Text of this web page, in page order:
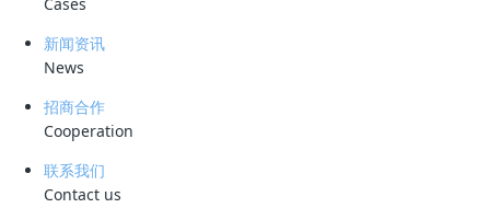
新闻资讯
News
招商合作
Cooperation
联系我们
Contact us
2026-04-01
公司动态
科力迩智能滤料项目荣获新余首届 “天工开物杯” 创业大赛创客组二
等奖